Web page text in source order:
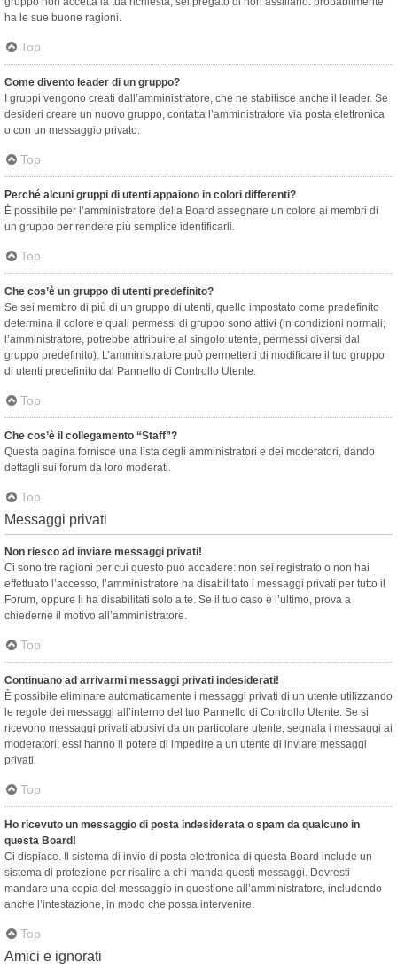
ha le sue buone ragioni.
Top
Come divento leader di un gruppo?
I gruppi vengono creati dall’amministratore, che ne stabilisce anche il leader. Se
desideri creare un nuovo gruppo, contatta l’amministratore via posta elettronica
o con un messaggio privato.
Top
Perché alcuni gruppi di utenti appaiono in colori differenti?
È possibile per l’amministratore della Board assegnare un colore ai membri di
un gruppo per rendere più semplice identificarli.
Top
Che cos’è un gruppo di utenti predefinito?
Se sei membro di più di un gruppo di utenti, quello impostato come predefinito
determina il colore e quali permessi di gruppo sono attivi (in condizioni normali;
l’amministratore, potrebbe attribuire al singolo utente, permessi diversi dal
gruppo predefinito). L’amministratore può permetterti di modificare il tuo gruppo
di utenti predefinito dal Pannello di Controllo Utente.
Top
Che cos’è il collegamento “Staff”?
Questa pagina fornisce una lista degli amministratori e dei moderatori, dando
dettagli sui forum da loro moderati.
Top
Messaggi privati
Non riesco ad inviare messaggi privati!
Ci sono tre ragioni per cui questo può accadere: non sei registrato o non hai
effettuato l’accesso, l’amministratore ha disabilitato i messaggi privati per tutto il
Forum, oppure li ha disabilitati solo a te. Se il tuo caso è l’ultimo, prova a
chiederne il motivo all’amministratore.
Top
Continuano ad arrivarmi messaggi privati indesiderati!
È possibile eliminare automaticamente i messaggi privati ​​di un utente utilizzando
le regole dei messaggi all’interno del tuo Pannello di Controllo Utente. Se si
ricevono messaggi privati ​​abusivi da un particolare utente, segnala i messaggi ai
moderatori; essi hanno il potere di impedire a un utente di inviare messaggi
privati​​.
Top
Ho ricevuto un messaggio di posta indesiderata o spam da qualcuno in
questa Board!
Ci dispiace. Il sistema di invio di posta elettronica di questa Board include un
sistema di protezione per risalire a chi manda questi messaggi. Dovresti
mandare una copia del messaggio in questione all’amministratore, includendo
anche l’intestazione, in modo che possa intervenire.
Top
Amici e ignorati